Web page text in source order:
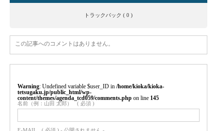
トラックバック ( 0 )
この記事へのコメントはありません。
Warning : Undefined variable $user_ID in /home/kioka/kioka-
tetsugaku.jp/public_html/wp-
content/themes/agenda_tcd059/comments.php on line 145
名前（例：山田 太郎） ( 必須 )